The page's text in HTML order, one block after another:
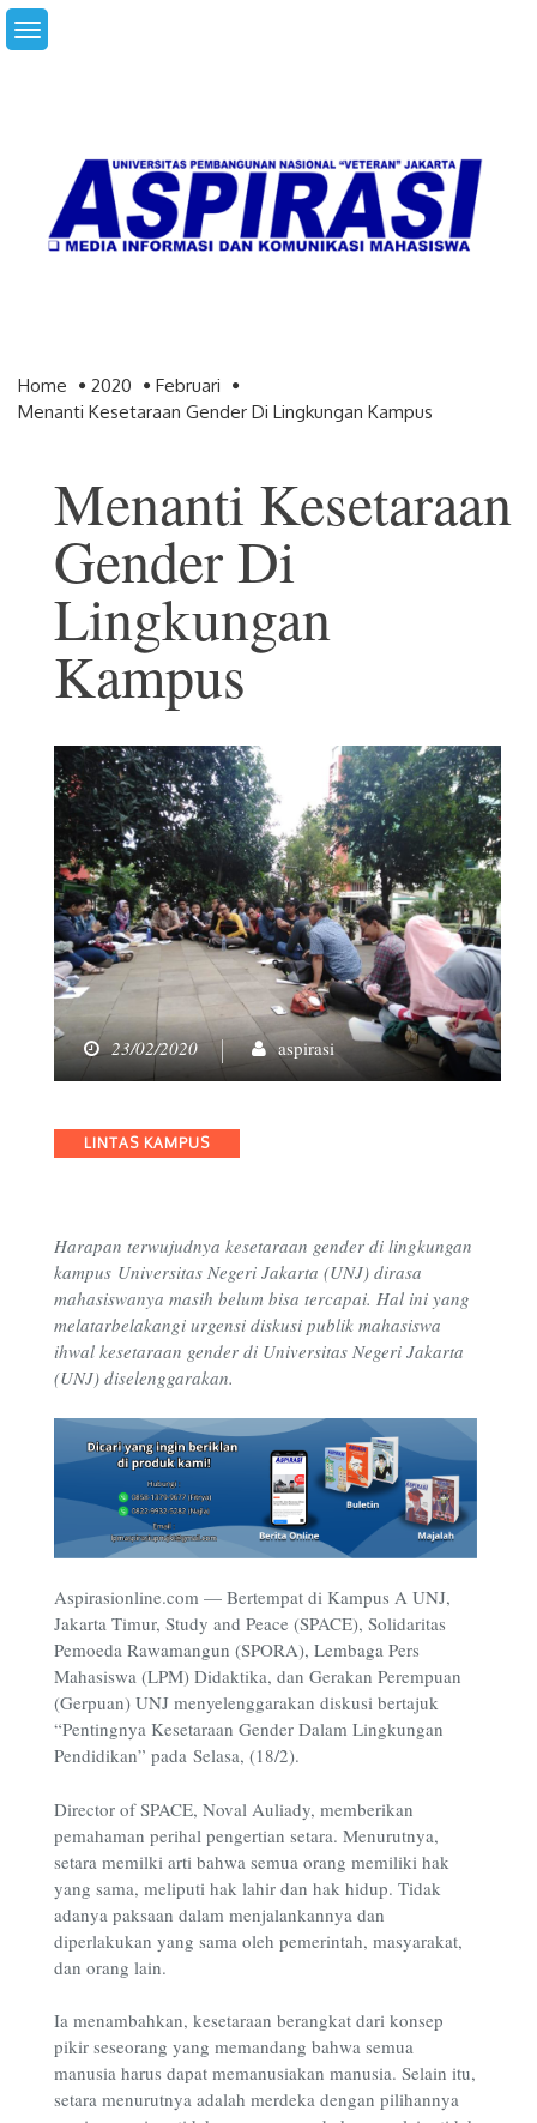
Skip
to
Home 2020
Februari
Menanti Kesetaraan Gender Di Lingkungan Kampus
Menanti Kesetaraan
Gender Di
Lingkungan
Kampus
23/02/2020 aspirasi
Categories
LINTAS KAMPUS
Harapan terwujudnya kesetaraan gender di lingkungan
kampus Universitas Negeri Jakarta (UNJ) dirasa
mahasiswanya masih belum bisa tercapai. Hal ini yang
melatarbelakangi urgensi diskusi publik mahasiswa
ihwal kesetaraan gender di Universitas Negeri Jakarta
(UNJ) diselenggarakan.
Aspirasionline.com — Bertempat di Kampus A UNJ,
Jakarta Timur, Study and Peace (SPACE), Solidaritas
Pemoeda Rawamangun (SPORA), Lembaga Pers
Mahasiswa (LPM) Didaktika, dan Gerakan Perempuan
(Gerpuan) UNJ menyelenggarakan diskusi bertajuk
“Pentingnya Kesetaraan Gender Dalam Lingkungan
Pendidikan” pada Selasa, (18/2).
Director of SPACE, Noval Auliady, memberikan
pemahaman perihal pengertian setara. Menurutnya,
setara memilki arti bahwa semua orang memiliki hak
yang sama, meliputi hak lahir dan hak hidup. Tidak
adanya paksaan dalam menjalankannya dan
diperlakukan yang sama oleh pemerintah, masyarakat,
dan orang lain.
Ia menambahkan, kesetaraan berangkat dari konsep
pikir seseorang yang memandang bahwa semua
manusia harus dapat memanusiakan manusia. Selain itu,
setara menurutnya adalah merdeka dengan pilihannya